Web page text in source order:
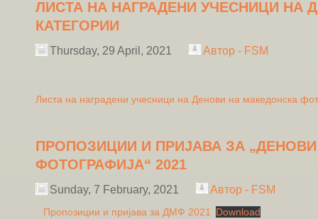
ЛИСТА НА НАГРАДЕНИ УЧЕСНИЦИ НА
КАТЕГОРИИ
Thursday, 29 April, 2021 Автор - FSM
Листа на наградени учесници на Денови на македонска
ПРОПОЗИЦИИ И ПРИЈАВА ЗА
ФОТОГРАФИЈА“ 2021
Sunday, 7 February, 2021 Автор - FSM
Пропозиции и пријава за ДМФ 2021 Download